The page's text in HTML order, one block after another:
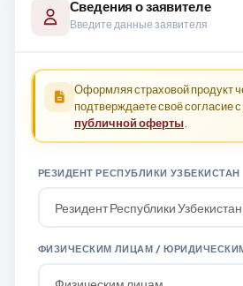
Сведения о заявителе
Введите данные заявителя
Оформляя страховой продукт
подтверждаете своё согласие
публичной оферты.
РЕЗИДЕНТ РЕСПУБЛИКИ УЗБЕКИСТАН
ФИЗИЧЕСКИМ ЛИЦАМ /